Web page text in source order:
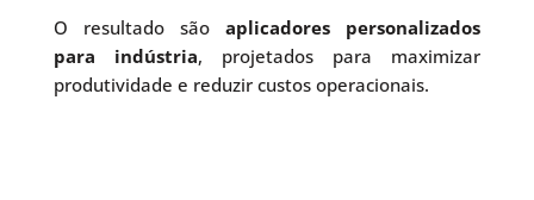
O resultado sãoaplicadores personalizados
para indústria, projetados para maximizar
produtividade e reduzir custos operacionais.